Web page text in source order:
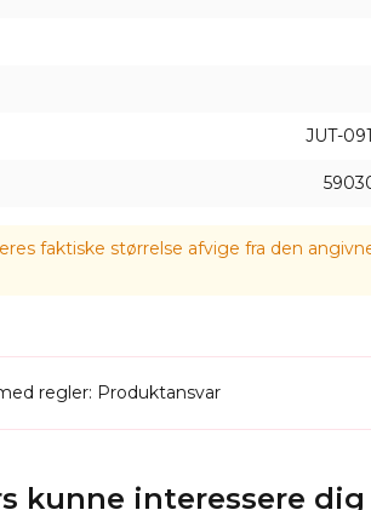
JUT-
faktiske størrelse afvige fra den
regler: Produktansvar
kunne interessere dig